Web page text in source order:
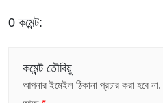
0 কমেন্ট:
কমেন্ট তৌবিয়ু
আপনার ইমেইল ঠিকানা প্রচার করা হবে না.